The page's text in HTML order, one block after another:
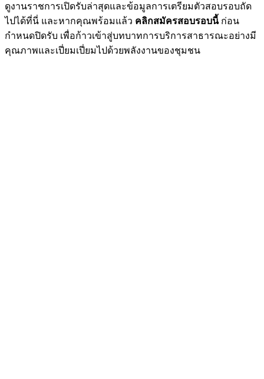
ดูงานราชการเปิดรับล่าสุดและข้อมูลการเตรียมตัวสอบรอบถัด
ไปได้ที่นี่ และหากคุณพร้อมแล้ว คลิกสมัครสอบรอบนี้ก่อน
กำหนดปิดรับ เพื่อก้าวเข้าสู่บทบาทการบริการสาธารณะอย่างมี
คุณภาพและเปี่ยมเปี่ยมไปด้วยพลังงานของชุมชน